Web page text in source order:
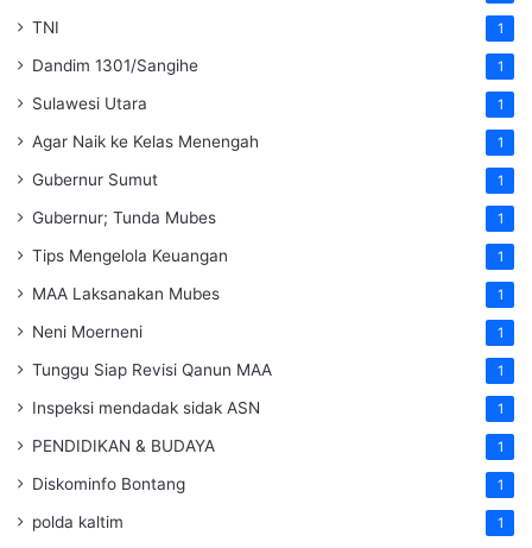
TNI 1
Dandim 1301/Sangihe 1
Sulawesi Utara 1
Agar Naik ke Kelas Menengah 1
Gubernur Sumut 1
Gubernur; Tunda Mubes 1
Tips Mengelola Keuangan 1
MAA Laksanakan Mubes 1
Neni Moerneni 1
Tunggu Siap Revisi Qanun MAA 1
Inspeksi mendadak sidak ASN 1
PENDIDIKAN & BUDAYA 1
Diskominfo Bontang 1
polda kaltim 1